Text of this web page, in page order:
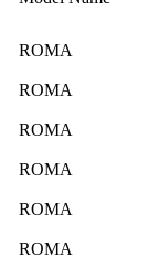
ROMA
ROMA
ROMA
ROMA
ROMA
ROMA